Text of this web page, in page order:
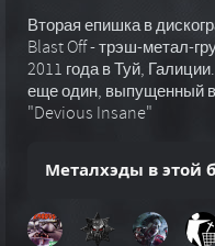
Вторая епишка в
Blast Off - трэш-метал-
2011 года в Туй,
еще один, выпущенный в
"Devious Insane"
Металхэды в этой